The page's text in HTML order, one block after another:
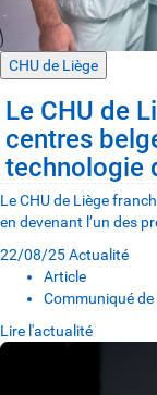
CHU de Liège
Le CHU de
centres
technologie
Le CHU de Liège
en devenant l’un des
22/08/25Actualité
Article
Communiqué de
Lire l'actualité